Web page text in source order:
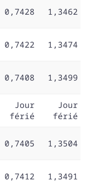
0,7428 1,3462
0,7422 1,3474
0,7408 1,3499
Jour
férié
Jour
férié
0,7405 1,3504
0,7412 1,3491